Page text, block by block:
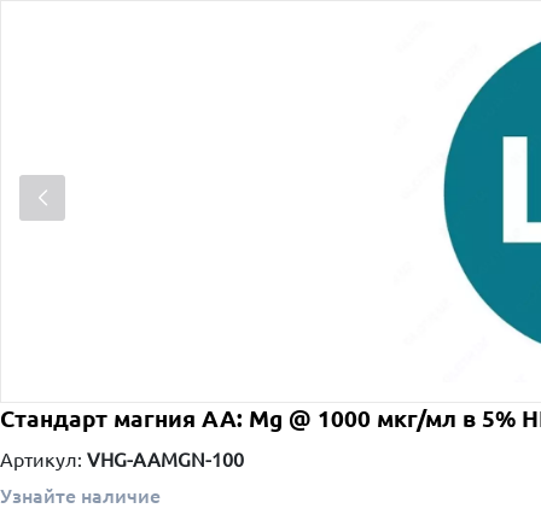
Стандарт магния AA: Mg @ 1000 мкг/мл в 5%
Артикул: VHG-AAMGN-100
Узнайте наличие